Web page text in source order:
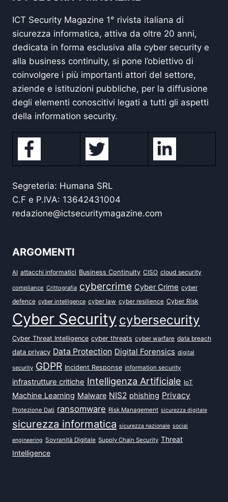
ICT Security Magazine 1° rivista italiana di
sicurezza informatica, attiva da oltre 20 anni,
dedicata in forma esclusiva alla cyber security e
alla business continuity, si pone l’obiettivo di
coinvolgere i più importanti attori del settore,
aziende e istituzioni pubbliche, per la diffusione
degli elementi conoscitivi legati a tutti gli aspetti
della information security.
Segreteria: Humana SRL
C.F e P.IVA: 13642431004
redazione@ictsecuritymagazine.com
ARGOMENTI
AI attacchi informatici Business Continuity CISO cloud security
compliance Crittografia cybercrime Cyber Crime cyber
defence cyber intelligence cyber law cyber resilience Cyber Risk
Cyber Security cybersecurity
Cyber Threat Intelligence cyber threats cyber warfare data breach
data privacy Data Protection Digital Forensics digital
security GDPR Incident Response information security
infrastrutture critiche Intelligenza Artificiale IoT
Machine Learning Malware NIS2 phishing Privacy
Protezione Dati ransomware Risk Management sicurezza digitale
sicurezza informatica sicurezza nazionale social
engineering Sovranità Digitale Supply Chain Security Threat
Intelligence